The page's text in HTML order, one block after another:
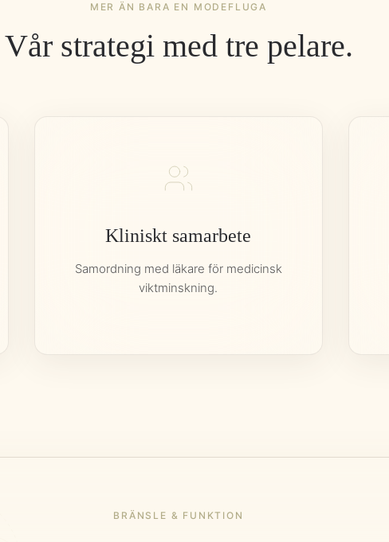
MER ÄN BARA EN MODEFLUGA
Vår strategi med tre pelare.
Kliniskt samarbete
Samordning med läkare för medicinsk
viktminskning.
BRÄNSLE & FUNKTION